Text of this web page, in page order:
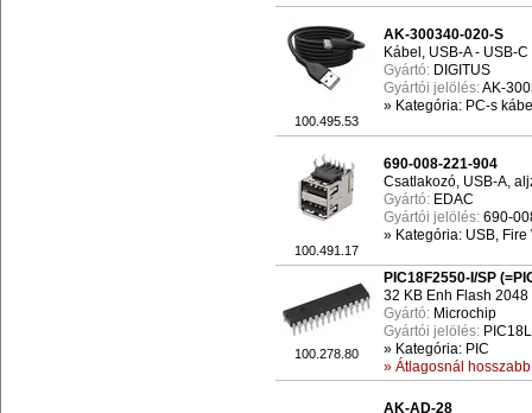
100.495.53
AK-300340-020-S
Kábel, USB-A - USB-
Gyártó: DIGITUS
Gyártói jelölés:AK-
» Kategória: PC-s
100.491.17
690-008-221-904
Csatlakozó, USB-A,
Gyártó: EDAC
Gyártói jelölés: 690-
» Kategória: USB, Fire
100.278.80
PIC18F2550-I/SP
32 KB Enh Flash
Gyártó: Microchip
Gyártói jelölés:
» Kategória: PIC
» Átlagosnál
AK-AD-28